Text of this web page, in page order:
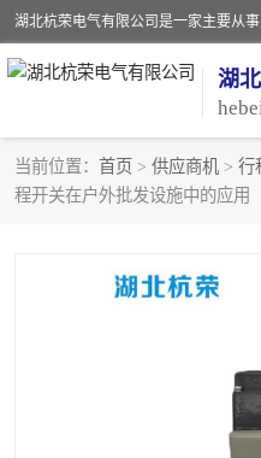
湖
当前位置： 首页 > 供应商机 > 行
程开关在户外批发设施中的应用
阻旋料位开关